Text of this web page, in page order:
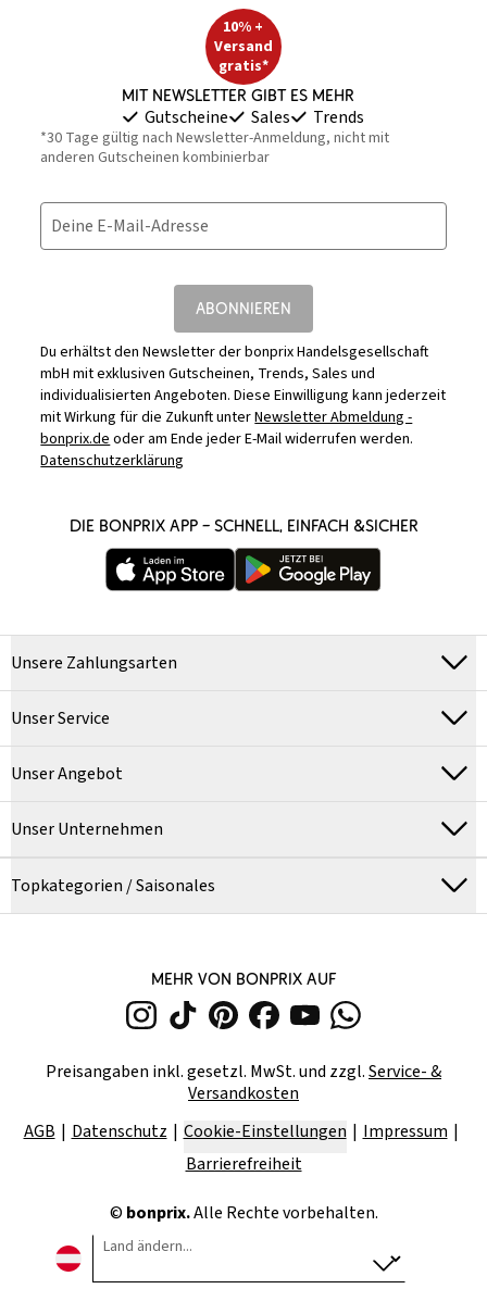
10% +
Versand
gratis*
Mit Newsletter gibt es mehr
Gutscheine Sales Trends
*30 Tage gültig nach Newsletter-Anmeldung, nicht mit
anderen Gutscheinen kombinierbar
Deine E-Mail-Adresse
ABONNIEREN
Du erhältst den Newsletter der bonprix Handelsgesellschaft
mbH mit exklusiven Gutscheinen, Trends, Sales und
individualisierten Angeboten. Diese Einwilligung kann jederzeit
mit Wirkung für die Zukunft unterNewsletter Abmeldung -
bonprix.deoder am Ende jeder E-Mail widerrufen werden.
Datenschutzerklärung
DIE BONPRIX APP – SCHNELL, EINFACH &SICHER
Unsere Zahlungsarten
Unser Service
Unser Angebot
Unser Unternehmen
Topkategorien / Saisonales
MEHR VON BONPRIX AUF
Preisangaben inkl. gesetzl. MwSt. und zzgl.Service- &
Versandkosten
AGB
Datenschutz Cookie-Einstellungen
Impressum
Barrierefreiheit
© bonprix.Alle Rechte vorbehalten.
Land ändern...